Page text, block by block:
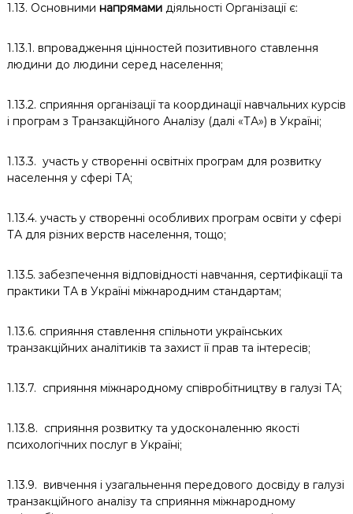
1.13. Основними напрямамидіяльності Організації є:
1.13.1. впровадження цінностей позитивного ставлення
людини до людини серед населення;
1.13.2. сприяння організації та координації навчальних курсів
і програм з Транзакційного Аналізу (далі «ТА») в Україні;
1.13.3. участь у створенні освітніх програм для розвитку
населення у сфері ТА;
1.13.4. участь у створенні особливих програм освіти у сфері
ТА для різних верств населення, тощо;
1.13.5. забезпечення відповідності навчання, сертифікації та
практики ТА в Україні міжнародним стандартам;
1.13.6. сприяння ставлення спільноти українських
транзакційних аналітиків та захист її прав та інтересів;
1.13.7. сприяння міжнародному співробітництву в галузі ТА;
1.13.8. сприяння розвитку та удосконаленню якості
психологічних послуг в Україні;
1.13.9. вивчення і узагальнення передового досвіду в галузі
транзакційного аналізу та сприяння міжнародному